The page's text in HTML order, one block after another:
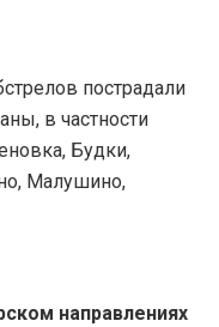
пострадали
в частности
Будки,
Малушино,
направлениях